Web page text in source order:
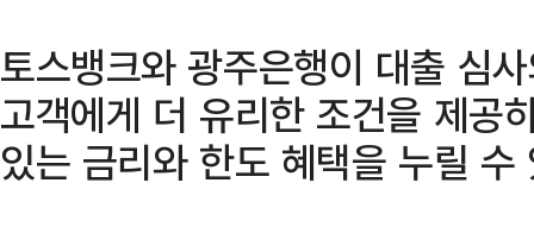
토스뱅크와 광주은행이 대출 심
고객에게 더 유리한 조건을 제공
있는 금리와 한도 혜택을 누릴 수